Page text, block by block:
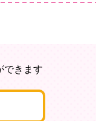
できます